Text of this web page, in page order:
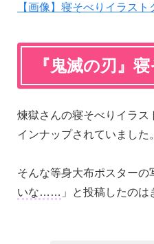
【画像】寝そべりイラス
『鬼滅の刃』
煉獄さんの寝そべりイラス
インナップされていました。
そんな等身大布ポスターの
いな…… 」と投稿したのは